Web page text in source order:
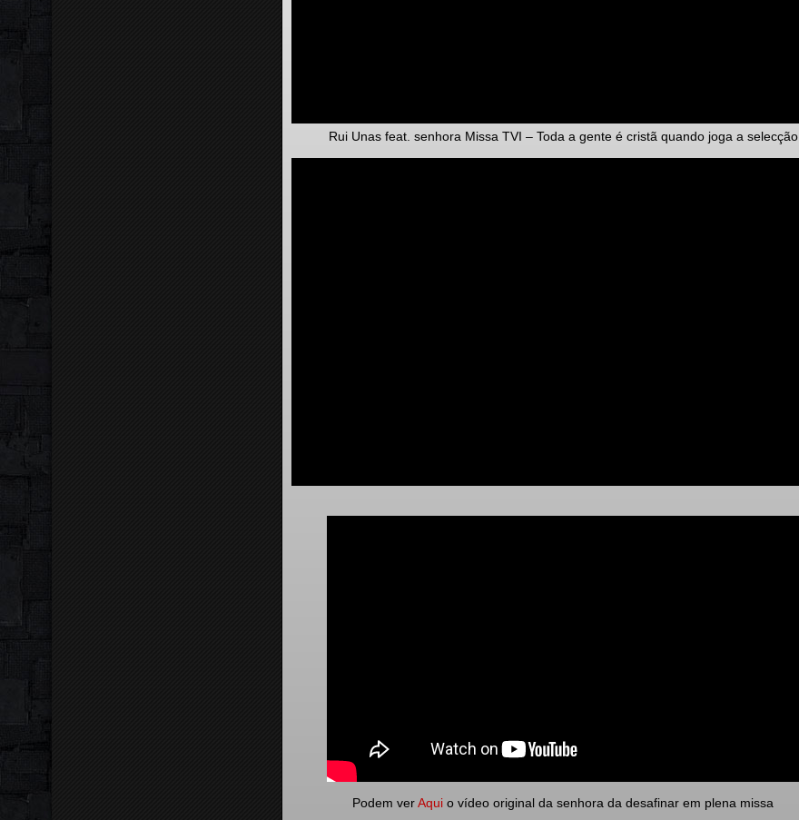
Rui Unas feat. senhora Missa TVI – Toda a gente é cristã quando joga a selecção
Podem verAqui o vídeo original da senhora da desafinar em plena missa